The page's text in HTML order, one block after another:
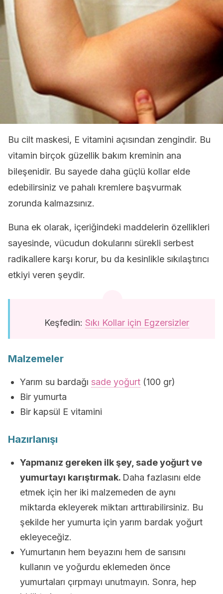
Bu cilt maskesi, E vitamini açısından zengindir. Bu
vitamin birçok güzellik bakım kreminin ana
bileşenidir. Bu sayede daha güçlü kollar elde
edebilirsiniz ve pahalı kremlere başvurmak
zorunda kalmazsınız.
Buna ek olarak, içeriğindeki maddelerin özellikleri
sayesinde, vücudun dokularını sürekli serbest
radikallere karşı korur, bu da kesinlikle sıkılaştırıcı
etkiyi veren şeydir.
Keşfedin: Sıkı Kollar için Egzersizler
Malzemeler
Yarım su bardağı sade yoğurt (100 gr)
Bir yumurta
Bir kapsül E vitamini
Hazırlanışı
Yapmanız gereken ilk şey, sade yoğurt ve
yumurtayı karıştırmak. Daha fazlasını elde
etmek için her iki malzemeden de aynı
miktarda ekleyerek miktarı arttırabilirsiniz. Bu
şekilde her yumurta için yarım bardak yoğurt
ekleyeceğiz.
Yumurtanın hem beyazını hem de sarısını
kullanın ve yoğurdu eklemeden önce
yumurtaları çırpmayı unutmayın. Sonra, hep